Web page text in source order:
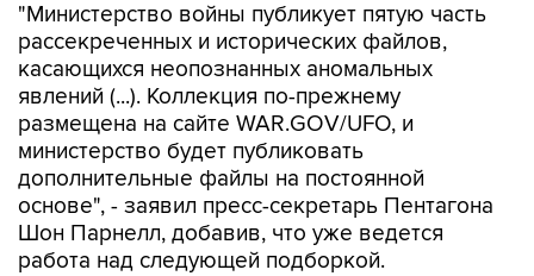
"Министерство войны публикует пятую часть
рассекреченных и исторических файлов,
касающихся неопознанных аномальных
явлений (...). Коллекция по-прежнему
размещена на сайте WAR.GOV/UFO, и
министерство будет публиковать
дополнительные файлы на постоянной
основе", - заявил пресс-секретарь Пентагона
Шон Парнелл, добавив, что уже ведется
работа над следующей подборкой.